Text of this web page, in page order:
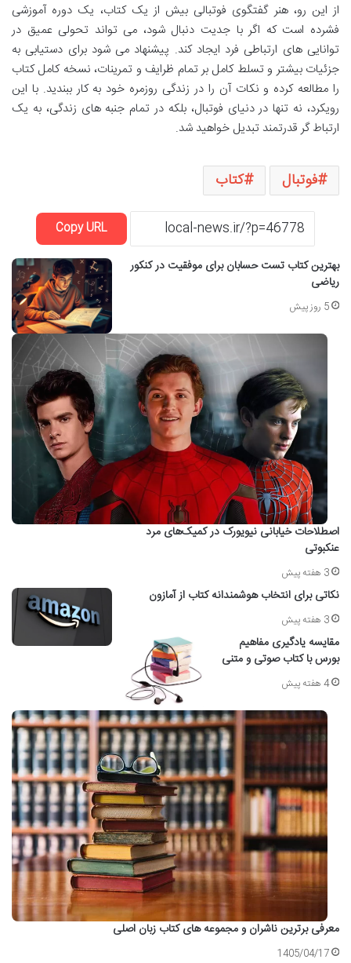
از این رو، هنر گفتگوی فوتبالی بیش از یک کتاب، یک دوره آموزشی
فشرده است که اگر با جدیت دنبال شود، می تواند تحولی عمیق در
توانایی های ارتباطی فرد ایجاد کند. پیشنهاد می شود برای دستیابی به
جزئیات بیشتر و تسلط کامل بر تمام ظرایف و تمرینات، نسخه کامل کتاب
را مطالعه کرده و نکات آن را در زندگی روزمره خود به کار ببندید. با این
رویکرد، نه تنها در دنیای فوتبال، بلکه در تمام جنبه های زندگی، به یک
ارتباط گر قدرتمند تبدیل خواهید شد.
فوتبال کتاب
Copy URL
بهترین کتاب تست حسابان برای موفقیت در کنکور
ریاضی
5 روز پیش
اصطلاحات خیابانی نیویورک در کمیک‌های مرد
عنکبوتی
3 هفته پیش
نکاتی برای انتخاب هوشمندانه کتاب از آمازون
3 هفته پیش
مقایسه یادگیری مفاهیم
بورس با کتاب صوتی و متنی
4 هفته پیش
معرفی برترین ناشران و مجموعه های کتاب زبان اصلی
1405/04/17